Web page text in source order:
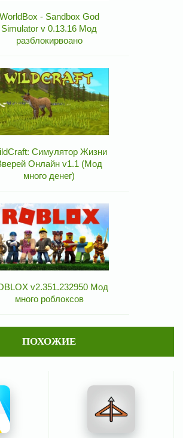
WorldBox - Sandbox God
Simulator v 0.13.16 Мод
разблокирвоано
Симулятор Жизни
Онлайн v1.1 (Мод
много денег)
v2.351.232950 Мод
много роблоксов
ПОХОЖИЕ